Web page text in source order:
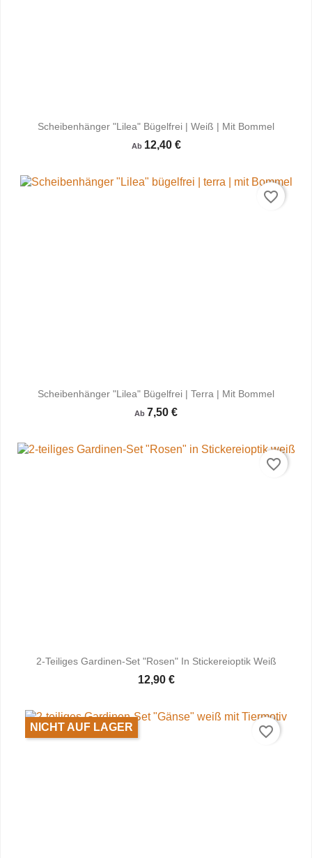
Scheibenhänger "Lilea" Bügelfrei | Weiß | Mit Bommel
Ab 12,40 €
Scheibenhänger "Lilea" Bügelfrei | Terra | Mit Bommel
Ab 7,50 €
favorite_border
2-Teiliges Gardinen-Set "Rosen" In Stickereioptik Weiß
12,90 €
favorite_border
NICHT AUF LAGER favorite_border